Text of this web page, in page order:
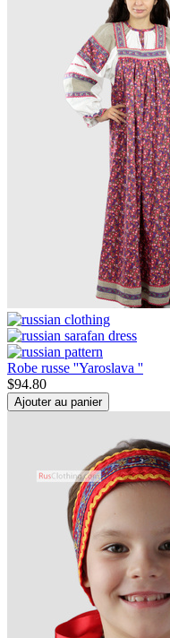
Robe russe ''Yaroslava ''
$94.80
Ajouter au panier